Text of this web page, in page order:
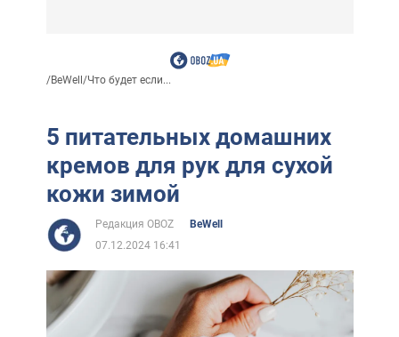
/BeWell/Что будет если...
5 питательных домашних
кремов для рук для сухой
кожи зимой
Редакция OBOZ
BeWell
07.12.2024 16:41